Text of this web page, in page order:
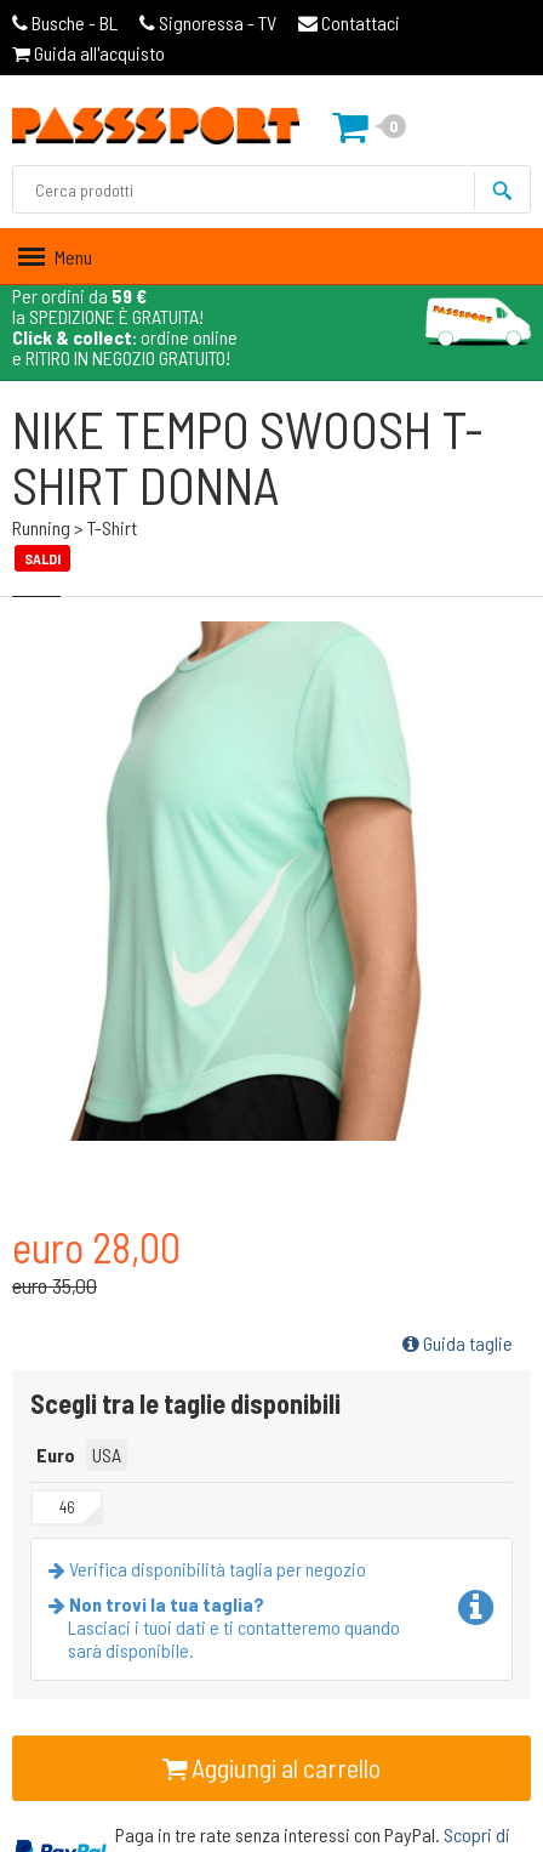
Busche - BL Signoressa - TV
Contattaci
Guida all'acquisto
0
Menu
Per ordini da 59 €
la SPEDIZIONE È GRATUITA!
Click & collect: ordine online
e RITIRO IN NEGOZIO GRATUITO!
NIKE TEMPO SWOOSH T-
SHIRT DONNA
Running > T-Shirt
SALDI
euro 28,00
euro 35,00
Guida taglie
Scegli tra le taglie disponibili
Euro USA
46
Verifica disponibilità taglia per negozio
Non trovi la tua taglia?
Lasciaci i tuoi dati e ti contatteremo quando
sarà disponibile.
Aggiungi al carrello
Paga in tre rate senza interessi con PayPal. Scopri di